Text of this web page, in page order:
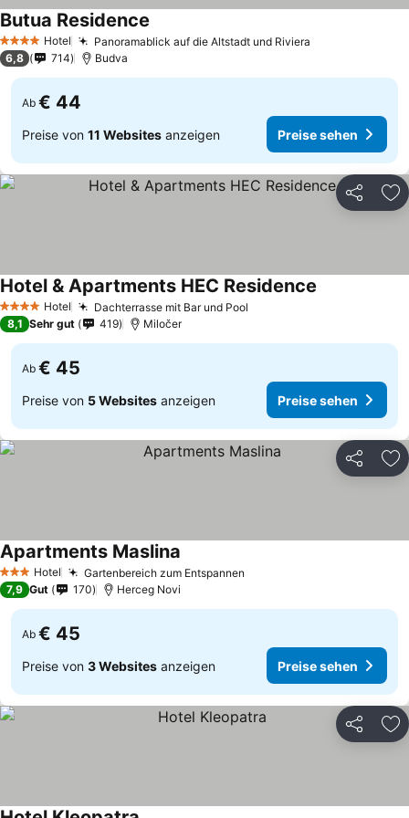
4 Sterne Hotel Panoramablick auf die Altstadt und Riviera
Butua Residence
6,8 714 Budva
Ab € 44
Preise von 11 Websites anzeigen Preise sehen
Teilen
4 Sterne Hotel Dachterrasse mit Bar und Pool
Hotel & Apartments HEC Residence
8,1 Sehr gut 419 Miločer
Ab € 45
Preise von 5 Websites anzeigen Preise sehen
Teilen
3 SterneHotel Gartenbereich zum Entspannen
Apartments Maslina
7,9 Gut 170 Herceg Novi
Ab € 45
Preise von 3 Websites anzeigen Preise sehen
Teilen